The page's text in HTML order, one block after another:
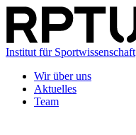
Institut für Sportwissenschaft
Wir über uns
Aktuelles
Team